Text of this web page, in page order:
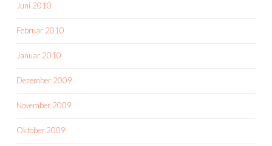
Juni 2010
Februar 2010
Januar 2010
Dezember 2009
November 2009
Oktober 2009